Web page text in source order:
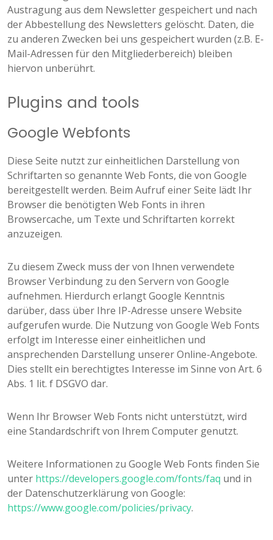
Austragung aus dem Newsletter gespeichert und nach
der Abbestellung des Newsletters gelöscht. Daten, die
zu anderen Zwecken bei uns gespeichert wurden (z.B. E-
Mail-Adressen für den Mitgliederbereich) bleiben
hiervon unberührt.
Plugins and tools
Google Webfonts
Diese Seite nutzt zur einheitlichen Darstellung von
Schriftarten so genannte Web Fonts, die von Google
bereitgestellt werden. Beim Aufruf einer Seite lädt Ihr
Browser die benötigten Web Fonts in ihren
Browsercache, um Texte und Schriftarten korrekt
anzuzeigen.
Zu diesem Zweck muss der von Ihnen verwendete
Browser Verbindung zu den Servern von Google
aufnehmen. Hierdurch erlangt Google Kenntnis
darüber, dass über Ihre IP-Adresse unsere Website
aufgerufen wurde. Die Nutzung von Google Web Fonts
erfolgt im Interesse einer einheitlichen und
ansprechenden Darstellung unserer Online-Angebote.
Dies stellt ein berechtigtes Interesse im Sinne von Art. 6
Abs. 1 lit. f DSGVO dar.
Wenn Ihr Browser Web Fonts nicht unterstützt, wird
eine Standardschrift von Ihrem Computer genutzt.
Weitere Informationen zu Google Web Fonts finden Sie
unter https://developers.google.com/fonts/faq und in
der Datenschutzerklärung von Google:
https://www.google.com/policies/privacy.